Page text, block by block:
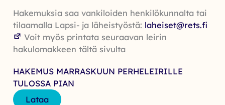
Hakemuksia saa vankiloiden henkilökunnalta tai
tilaamalla Lapsi- ja läheistyöstä: laheiset@rets.fi
Voit myös printata seuraavan leirin
hakulomakkeen tältä sivulta
HAKEMUS MARRASKUUN PERHELEIRILLE
TULOSSA PIAN
Lataa